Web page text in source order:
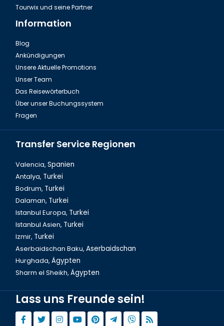
Tourwix und seine Partner
Information
Blog
Ankündigungen
Unsere Aktuelle Promotions
Unser Team
Das Reisewörterbuch
Über unser Buchungssystem
Fragen
Transfer Service Regionen
Valencia, Spanien
Antalya, Turkei
Bodrum, Turkei
Dalaman, Turkei
Istanbul Europa, Turkei
Istanbul Asien, Turkei
Izmir, Turkei
Aserbaidschan Baku, Aserbaidschan
Hurghada, Ägypten
Sharm el Sheikh, Ägypten
Lass uns Freunde sein!